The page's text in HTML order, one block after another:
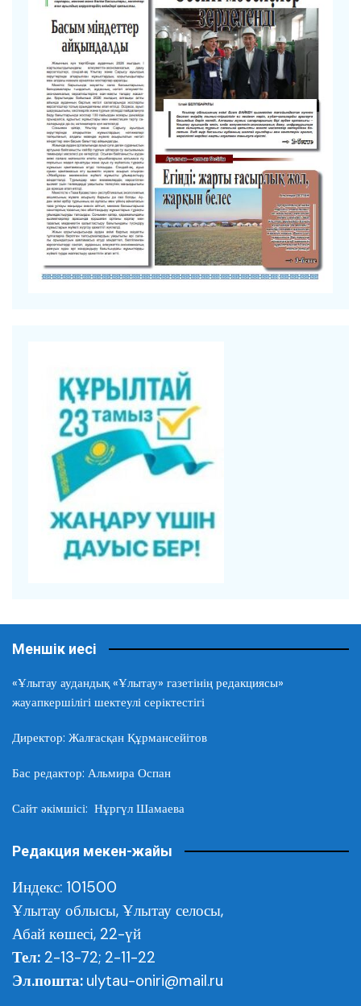
Меншік иесі
«Ұлытау аудандық «Ұлытау» газетінің редакциясы»
жауапкершілігі шектеулі серіктестігі
Директор: Жалғасқан Құрмансейітов
Бас редактор: Альмира Оспан
Сайт әкімшісі: Нұргүл Шамаева
Редакция мекен-жайы
Индекс: 101500
Ұлытау облысы, Ұлытау селосы,
Абай көшесі, 22-үй
Тел: 2-13-72; 2-11-22
Эл.пошта: ulytau-oniri@mail.ru